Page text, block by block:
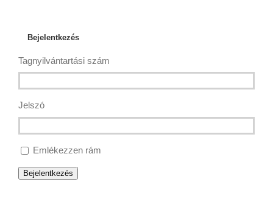
Bejelentkezés
Tagnyilvántartási szám
Jelszó
Emlékezzen rám
Bejelentkezés